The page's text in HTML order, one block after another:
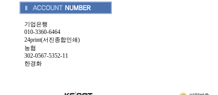
기업은행
010-3360-6464
24print(서진종합인쇄)
농협
302-0567-5352-11
한경화